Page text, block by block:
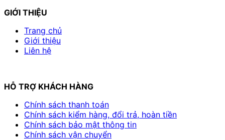
GIỚI THIỆU
Trang chủ
Giới thiệu
Liên hệ
HỖ TRỢ KHÁCH HÀNG
Chính sách thanh toán
Chính sách kiểm hàng, đổi trả, hoàn tiền
Chính sách bảo mật thông tin
Chính sách vận chuyển